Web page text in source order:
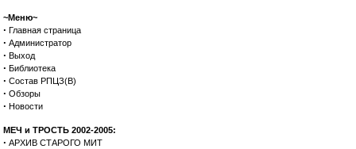
~Меню~
· Главная страница
· Администратор
· Выход
· Библиотека
· Состав РПЦЗ(В)
· Обзоры
· Новости
МЕЧ и ТРОСТЬ 2002-2005:
· АРХИВ СТАРОГО МИТ